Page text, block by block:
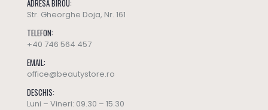
ADRESA BIROU:
Str. Gheorghe Doja, Nr. 161
TELEFON:
+40 746 564 457
EMAIL:
office@beautystore.ro
DESCHIS:
Luni – Vineri: 09.30 – 15.30